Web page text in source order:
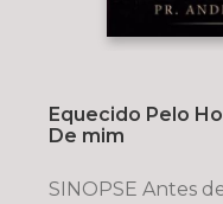
Equecido Pelo
De mim
SINOPSE Antes